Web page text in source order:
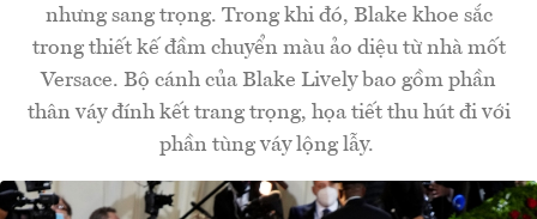
nhưng sang trọng. Trong khi đó, Blake khoe sắc
trong thiết kế đầm chuyển màu ảo diệu từ nhà mốt
Versace. Bộ cánh của Blake Lively bao gồm phần
thân váy đính kết trang trọng, họa tiết thu hút đi với
phần tùng váy lộng lẫy.